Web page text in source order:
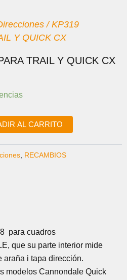
/ KP319
Y QUICK CX
TRAIL Y QUICK CX
€.
AL CARRITO
RECAMBIOS
para cuadros
que su parte interior mide
araña i tapa dirección.
modelos Cannondale Quick